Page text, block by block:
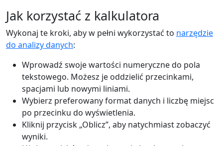
Jak korzystać z kalkulatora
Wykonaj te kroki, aby w pełni wykorzystać to narzędzie
do analizy danych:
Wprowadź swoje wartości numeryczne do pola
tekstowego. Możesz je oddzielić przecinkami,
spacjami lub nowymi liniami.
Wybierz preferowany format danych i liczbę miejsc
po przecinku do wyświetlenia.
Kliknij przycisk „Oblicz”, aby natychmiast zobaczyć
wyniki.